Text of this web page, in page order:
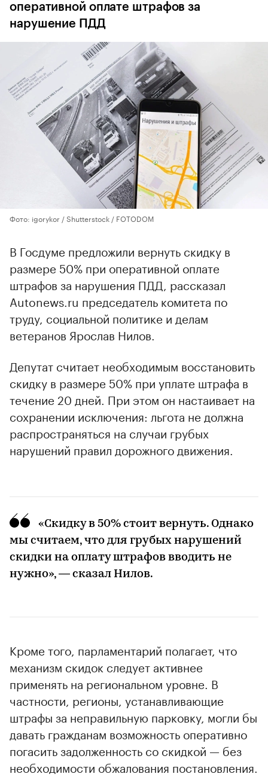
оперативной оплате штрафов за
нарушение ПДД
Фото: igorykor / Shutterstock / FOTODOM
В Госдуме предложили вернуть скидку в
размере 50% при оперативной оплате
штрафов за нарушения ПДД, рассказал
Autonews.ru председатель комитета по
труду, социальной политике и делам
ветеранов Ярослав Нилов.
Депутат считает необходимым восстановить
скидку в размере 50% при уплате штрафа в
течение 20 дней. При этом он настаивает на
сохранении исключения: льгота не должна
распространяться на случаи грубых
нарушений правил дорожного движения.
«Скидку в 50% стоит вернуть. Однако
мы считаем, что для грубых нарушений
скидки на оплату штрафов вводить не
нужно», — сказал Нилов.
Кроме того, парламентарий полагает, что
механизм скидок следует активнее
применять на региональном уровне. В
частности, регионы, устанавливающие
штрафы за неправильную парковку, могли бы
давать гражданам возможность оперативно
погасить задолженность со скидкой — без
необходимости обжалования постановления.